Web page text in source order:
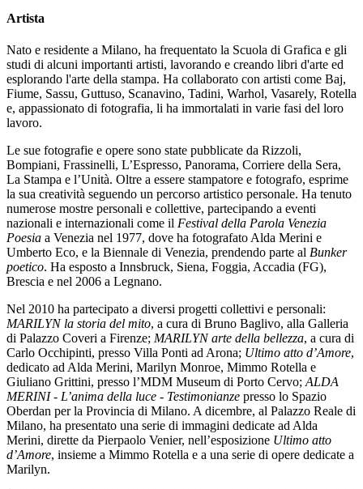
Artista
Nato e residente a Milano, ha frequentato la Scuola di Grafica e gli
studi di alcuni importanti artisti, lavorando e creando libri d'arte ed
esplorando l'arte della stampa. Ha collaborato con artisti come Baj,
Fiume, Sassu, Guttuso, Scanavino, Tadini, Warhol, Vasarely, Rotella
e, appassionato di fotografia, li ha immortalati in varie fasi del loro
lavoro.
Le sue fotografie e opere sono state pubblicate da Rizzoli,
Bompiani, Frassinelli, L’Espresso, Panorama, Corriere della Sera,
La Stampa e l’Unità. Oltre a essere stampatore e fotografo, esprime
la sua creatività seguendo un percorso artistico personale. Ha tenuto
numerose mostre personali e collettive, partecipando a eventi
nazionali e internazionali come il Festival della Parola Venezia
Poesia a Venezia nel 1977, dove ha fotografato Alda Merini e
Umberto Eco, e la Biennale di Venezia, prendendo parte al Bunker
poetico. Ha esposto a Innsbruck, Siena, Foggia, Accadia (FG),
Brescia e nel 2006 a Legnano.
Nel 2010 ha partecipato a diversi progetti collettivi e personali:
MARILYN la storia del mito, a cura di Bruno Baglivo, alla Galleria
di Palazzo Coveri a Firenze; MARILYN arte della bellezza, a cura di
Carlo Occhipinti, presso Villa Ponti ad Arona; Ultimo atto d’Amore,
dedicato ad Alda Merini, Marilyn Monroe, Mimmo Rotella e
Giuliano Grittini, presso l’MDM Museum di Porto Cervo;ALDA
MERINI - L’anima della luce - Testimonianze presso lo Spazio
Oberdan per la Provincia di Milano. A dicembre, al Palazzo Reale di
Milano, ha presentato una serie di immagini dedicate ad Alda
Merini, dirette da Pierpaolo Venier, nell’esposizione Ultimo atto
d’Amore, insieme a Mimmo Rotella e a una serie di opere dedicate a
Marilyn.